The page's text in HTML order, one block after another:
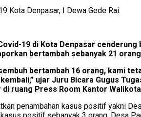
Kota Denpasar, I Dewa Gede Rai.
19 di Kota Denpasar
bertambah sebanyak 21
bertambah 16 orang, kami
ujar Juru Bicara Gugus
ruang Press Room Kantor
penambahan kasus positif yakni